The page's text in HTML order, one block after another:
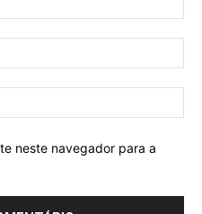
neste navegador para a